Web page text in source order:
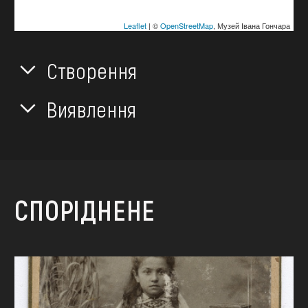
Leaflet| ©OpenStreetMap, Музей Івана Гончара
Створення
Виявлення
СПОРІДНЕНЕ